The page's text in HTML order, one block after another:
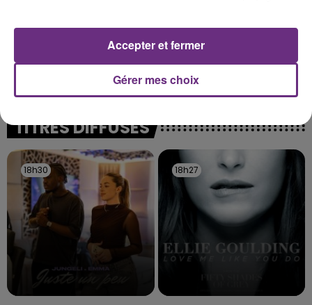
LE MAGASIN JOUÉCLUB DE REIMS FERME
SES PORTES
C'était l'une des institutions du centre-ville
rémois. Le magasin JouéClub est contraint de
TITRES DIFFUSÉS
18h30
18h30 18h27
18h27
Gérer mes choix
Accepter et fermer